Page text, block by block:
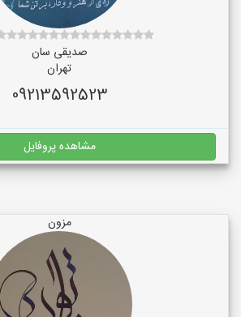
صدیقی سان
تهران
09213592523
مشاهده پروفایل
مزون